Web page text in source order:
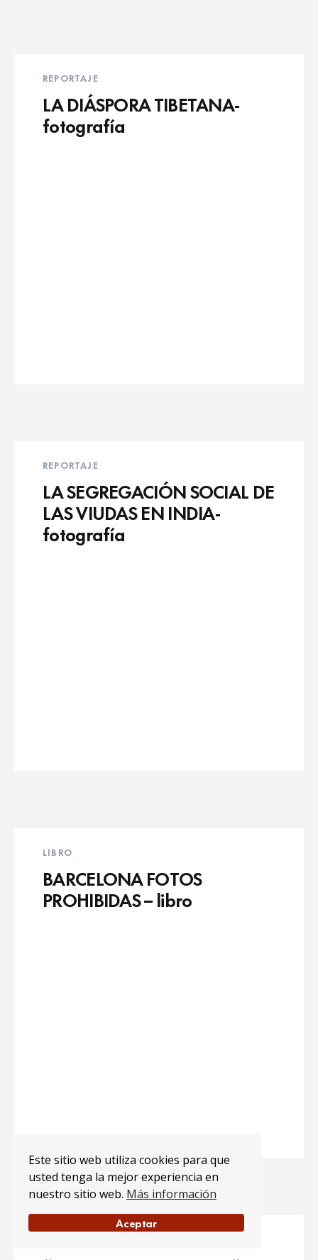
Este sitio web utiliza cookies para que
usted tenga la mejor experiencia en
nuestro sitio web. Más información
Aceptar
REPORTAJE
LA DIÁSPORA TIBETANA-
fotografía
REPORTAJE
LA SEGREGACIÓN SOCIAL DE
LAS VIUDAS EN INDIA-
fotografía
LIBRO
BARCELONA FOTOS
PROHIBIDAS – libro